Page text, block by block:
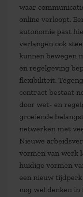
waar
online verloopt.
autonomie past
verlangen ook
kunnen bewegen
en regelgeving
flexibiliteit.
contract bestaat
door wet- en
groeiende
netwerken met
Nieuwe
vormen van werk
huidige vormen
een nieuw
nog wel denken in